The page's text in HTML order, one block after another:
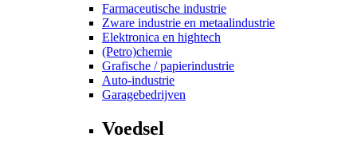
Farmaceutische industrie
Zware industrie en metaalindustrie
Elektronica en hightech
(Petro)chemie
Grafische / papierindustrie
Auto-industrie
Garagebedrijven
Voedsel